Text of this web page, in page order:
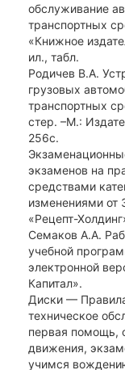
обслуживание
транспортных
«Книжное
ил., табл.
Родичев В.А.
грузовых
транспортных
стер. –М.:
256с.
экзаменов на
средствами
изменениями от
«Рецепт-
Семаков А.А.
учебной
электронной
Капитал».
Диски —
техническое
первая помощь,
движения,
учимся